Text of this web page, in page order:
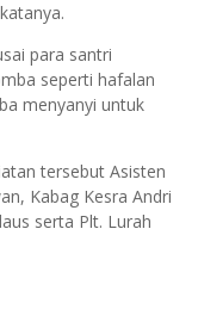
para santri
seperti hafalan
menyanyi untuk
tersebut Asisten
Kabag Kesra Andri
serta Plt. Lurah